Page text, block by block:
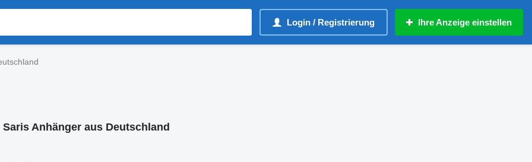
Login / Registrierung Ihre Anzeige einstellen
Saris Anhänger aus Deutschland